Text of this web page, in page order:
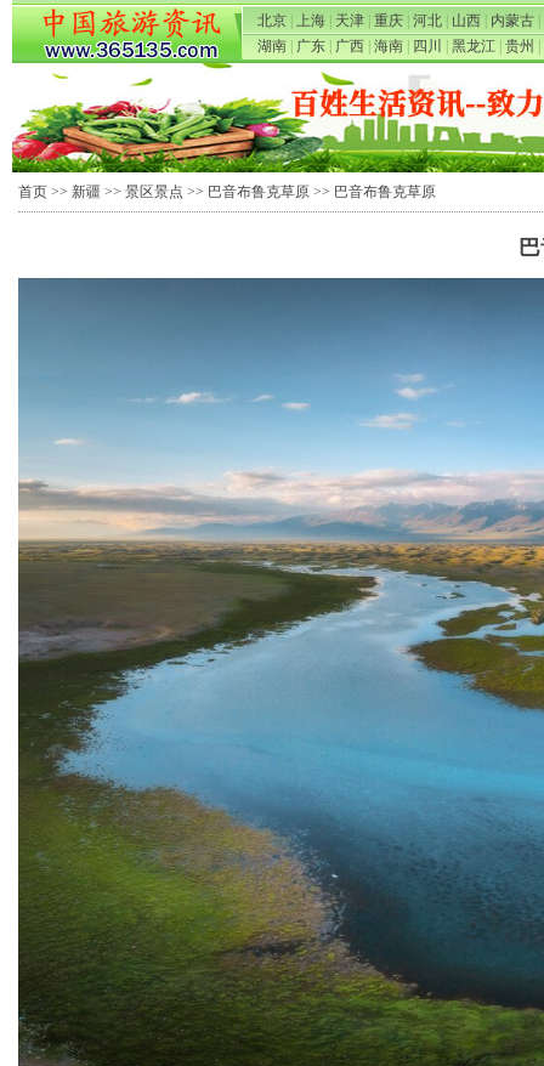
北京 上海 天津 重庆 河北 山西 内蒙古
湖南
广东 广西 海南 四川 黑龙江 贵州
首页 >> 新疆 >> 景区景点 >> 巴音布鲁克草原 >> 巴音布鲁克草原